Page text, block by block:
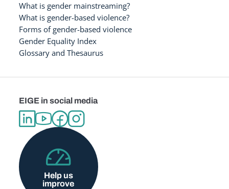
What is gender mainstreaming?
What is gender-based violence?
Forms of gender-based violence
Gender Equality Index
Glossary and Thesaurus
EIGE in social media
Help us
improve